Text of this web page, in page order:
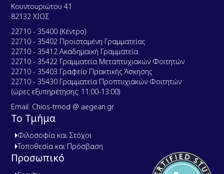
Κουντουριώτου 41
82132 ΧΙΟΣ
22710 - 35400 (Κέντρο)
22710 - 35402 Προϊσταμένη Γραμματείας
22710 - 35412 Ακαδημαϊκή Γραμματεία
22710 - 35422 Γραμματεία Μεταπτυχιακών Φοιτητών
22710 - 35403 Γραφείο Πρακτικής Άσκησης
22710 - 35430 Γραμματεία Προπτυχιακών Φοιτητών
(ώρες εξυπηρέτησης: 11:00-13:00)
Email: Chios-tmod @ aegean.gr
Το Τμήμα
Φιλοσοφία και Στόχοι
Τοποθεσία και Πρόσβαση
Προσωπικό